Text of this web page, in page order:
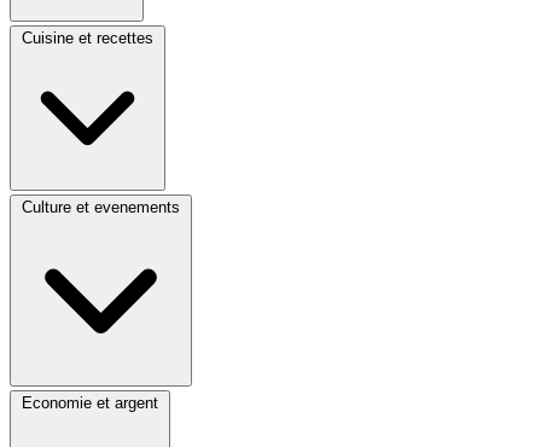
Cuisine et recettes
Culture et evenements
Economie et argent